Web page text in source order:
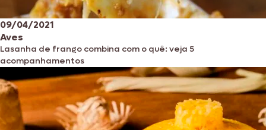
09/04/2021
Aves
Lasanha de frango combina com o quê: veja 5
acompanhamentos